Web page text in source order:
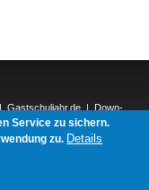
| Gastschuljahr.de | Down-
|
|ReiseTops.com|
Service zu sichern.
zu. Details